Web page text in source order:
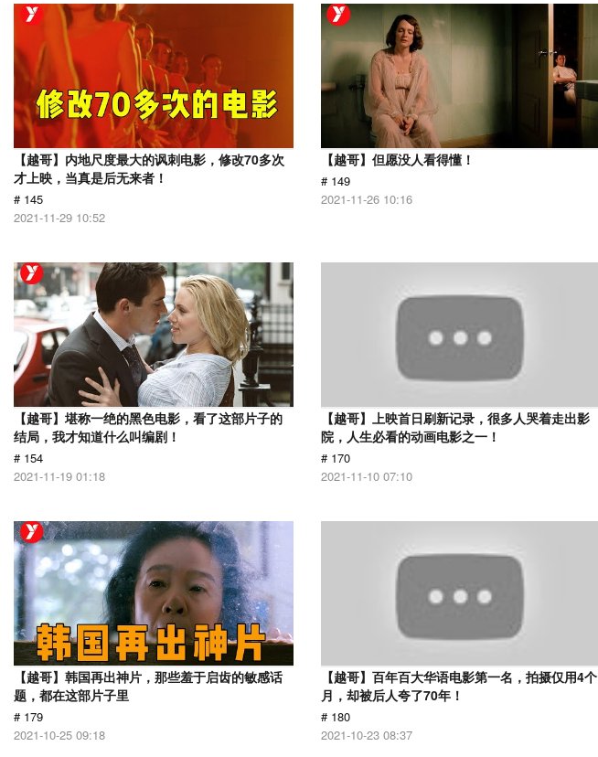
【越哥】内地尺度最大的讽刺电影，修改70多次
才上映，当真是后无来者！
# 145
2021-11-29 10:52
【越哥】但愿没人看得懂！
# 149
2021-11-26 10:16
【越哥】堪称一绝的黑色电影，看了这部片子的
结局，我才知道什么叫编剧！
# 154
2021-11-19 01:18
【越哥】上映首日刷新记录，很多人哭着走出影
院，人生必看的动画电影之一！
# 170
2021-11-10 07:10
【越哥】韩国再出神片，那些羞于启齿的敏感话
题，都在这部片子里
# 179
2021-10-25 09:18
【越哥】百年百大华语电影第一名，拍摄仅用4个
月，却被后人夸了70年！
# 180
2021-10-23 08:37